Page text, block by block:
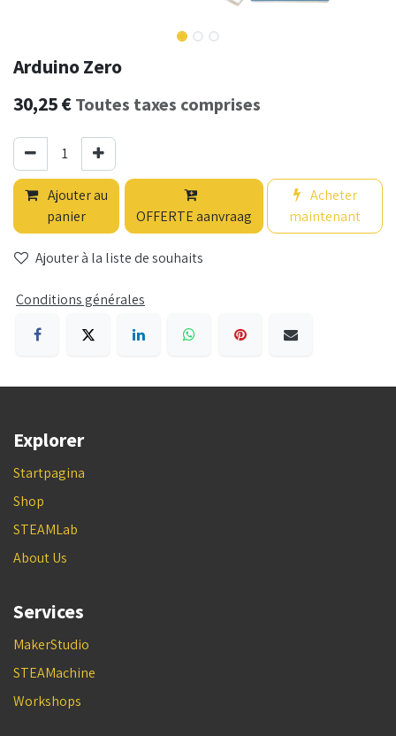
Arduino Zero
30,25€ Toutes taxes comprises
Ajouter au
panier
OFFERTE aanvraag
Acheter
maintenant
Ajouter à la liste de souhaits
Conditions générales
Explorer
Startpagina
Shop
STEAMLab
About Us
Services
MakerStudio
STEAMachine
Workshops